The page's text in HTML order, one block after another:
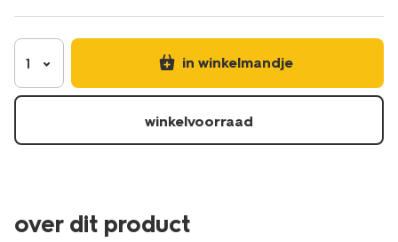
dubbele-
rits-
14504910.html
1 in winkelmandje
winkelvoorraad
over dit product